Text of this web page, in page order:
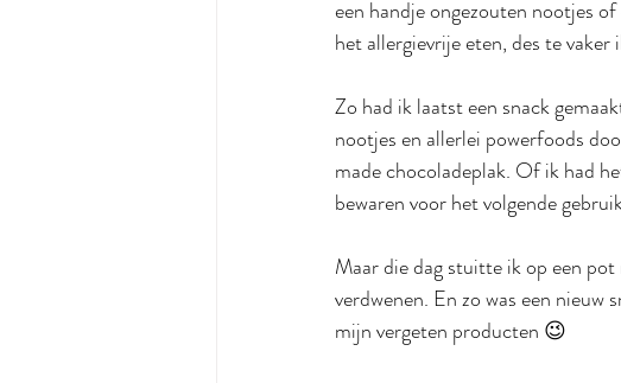
een handje ongezouten nootjes
het allergievrije eten, des te vaker
Zo had ik laatst een snack
nootjes en allerlei powerfoods
made chocoladeplak. Of ik had
bewaren voor het volgende
Maar die dag stuitte ik op een pot
verdwenen. En zo was een
mijn vergeten producten 😉